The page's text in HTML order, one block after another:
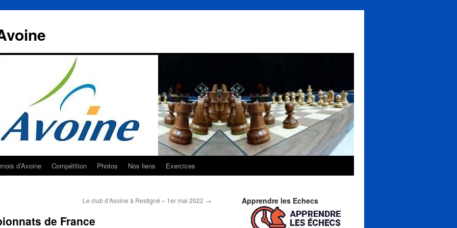
d’Avoine Compétition Photos Nos liens Exercices
Le club d’Avoine à Restigné – 1er mai 2022 →
de France
Apprendre les Echecs